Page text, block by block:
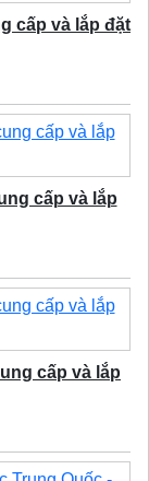
cấp và lắp đặt
cấp và lắp
cấp và lắp